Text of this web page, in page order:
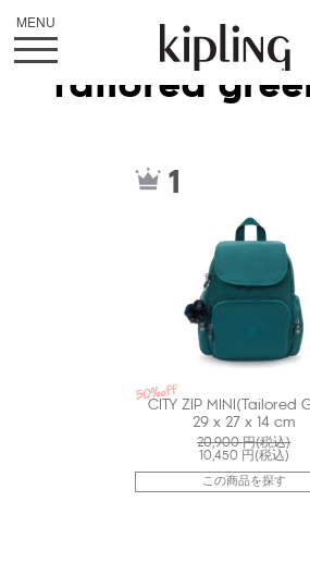
Tailored
1
50%off
CITY ZIP MINI(Tailored
29 x 27 x 14 cm
20,900円(税込)
10,450 円(税込)
この商品を探す